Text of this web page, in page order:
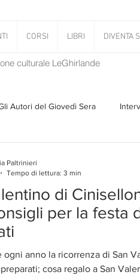
CORSI LIBRI DIVENTA
culturale LeGhirlande
Autori del Giovedì Sera
Ambiente PanettoniAMOCi
di
per la festa
ogni anno la ricorrenza di San
cosa regalo a San
Paltrinieri
Tempo di lettura: 3 min